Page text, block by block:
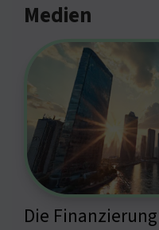
Medien
Die